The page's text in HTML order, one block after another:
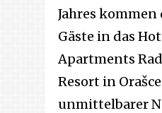
Jahres
Gäste in das
Apartments
Resort in
unmittelbarer